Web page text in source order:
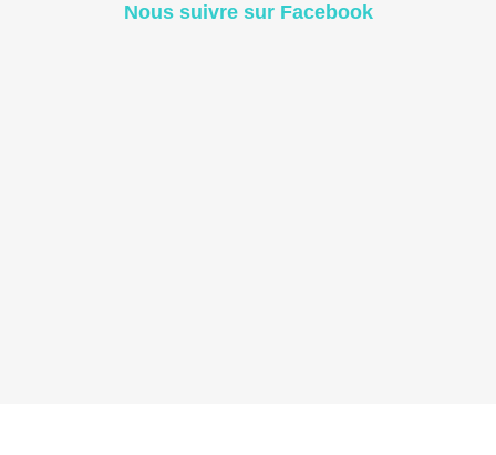
Nous suivre sur Facebook